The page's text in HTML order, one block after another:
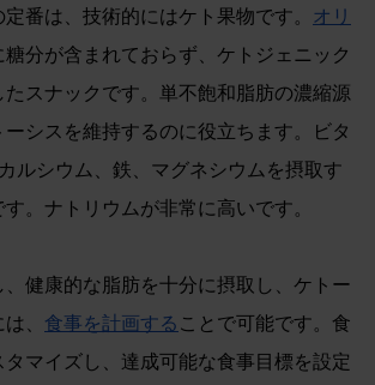
番は、技術的にはケト果物です。 オリ
分が含まれておらず、ケトジェニック
スナックです。単不飽和脂肪の濃縮源
シスを維持するのに役立ちます。ビタ
ルシウム、鉄、マグネシウムを摂取す
。ナトリウムが非常に高いです。
健康的な脂肪を十分に摂取し、ケトー
、 食事を計画することで可能です。食
マイズし、達成可能な食事目標を設定